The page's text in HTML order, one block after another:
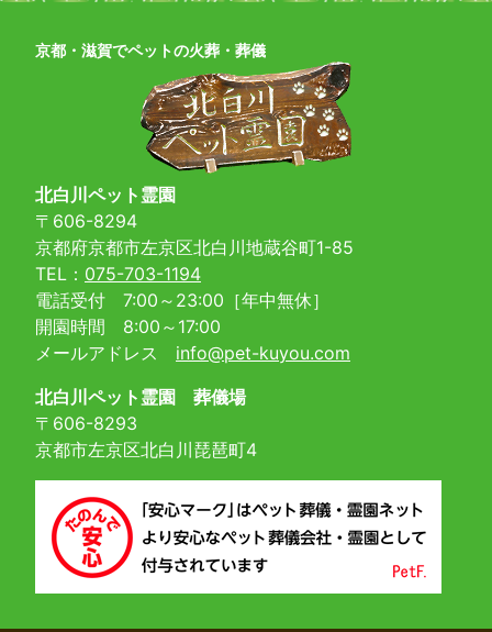
京都・滋賀でペットの火葬・葬儀
北白川ペット霊園
〒606-8294
京都府京都市左京区北白川地蔵谷町1-85
TEL： 075-703-1194
電話受付 7:00～23:00［年中無休］
開園時間 8:00～17:00
メールアドレス info@pet-kuyou.com
北白川ペット霊園 葬儀場
〒606-8293
京都市左京区北白川琵琶町4